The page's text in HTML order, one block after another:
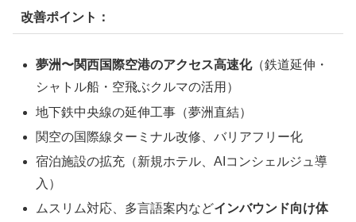
改善ポイント：
夢洲〜関西国際空港のアクセス高速化（鉄道延伸・
シャトル船・空飛ぶクルマの活用）
地下鉄中央線の延伸工事（夢洲直結）
関空の国際線ターミナル改修、バリアフリー化
宿泊施設の拡充（新規ホテル、AIコンシェルジュ導
入）
ムスリム対応、多言語案内などインバウンド向け体